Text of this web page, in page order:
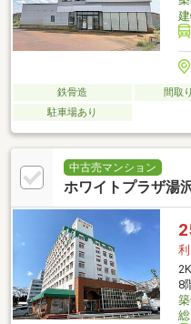
鉄骨造 間取
駐車場あり
中古売マンション
ホワイトプラザ湯
8